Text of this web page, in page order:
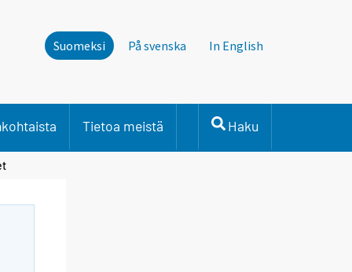
Suomeksi På svenska In English
Tietoa meistä Haku